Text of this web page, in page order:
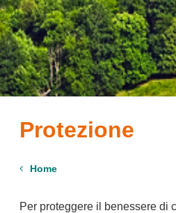
Protezione
Home
Per proteggere il benessere di